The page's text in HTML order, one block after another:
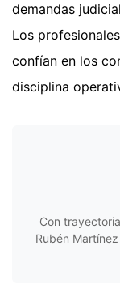
demandas
Los
confían en los
disciplina
Con
Rubén